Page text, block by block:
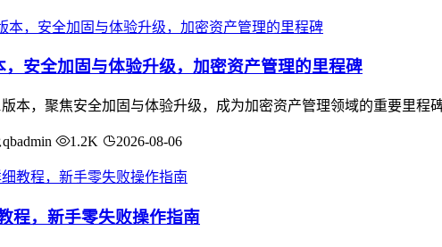
安全加固与体验升级，加密资产管理的里程碑
版本，聚焦安全加固与体验升级，成为加密资产管理领域的重要里
qbadmin 1.2K 2026-08-06
程，新手零失败操作指南